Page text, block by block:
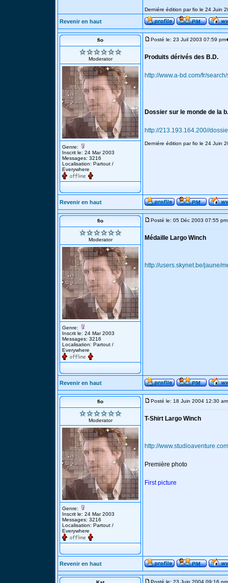
Derniére édition par fio le 24 Juin
Revenir en haut
fio
Moderator
Genre:
Inscrit le: 24 Mar 2003
Messages: 3216
Localisation: Partout /
Everywhere
Posté le: 23 Juil 2003 07:59 pm
Produits dérivés des B.D.
http://www.a-bd.com/fr/
Dossier sur le monde de la
http://213.193.164.200//
Derniére édition par fio le 24 Juin
Revenir en haut
fio
Moderator
Genre:
Inscrit le: 24 Mar 2003
Messages: 3216
Localisation: Partout /
Everywhere
Posté le: 05 Déc 2003 07:55 pm
Médaille Largo Winch
http://users.skynet.be/jaune/
Revenir en haut
fio
Moderator
Genre:
Inscrit le: 24 Mar 2003
Messages: 3216
Localisation: Partout /
Everywhere
Posté le: 18 Juin 2004 12:30 am
T-Shirt Largo Winch
http://
Première photo
First picture
Revenir en haut
Posté le: 23 Juin 2004 09:16 pm